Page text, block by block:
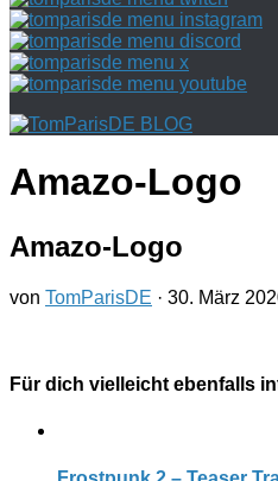
Amazo-Logo
Amazo-Logo
von TomParisDE · 30. März
Für dich vielleicht ebenfalls